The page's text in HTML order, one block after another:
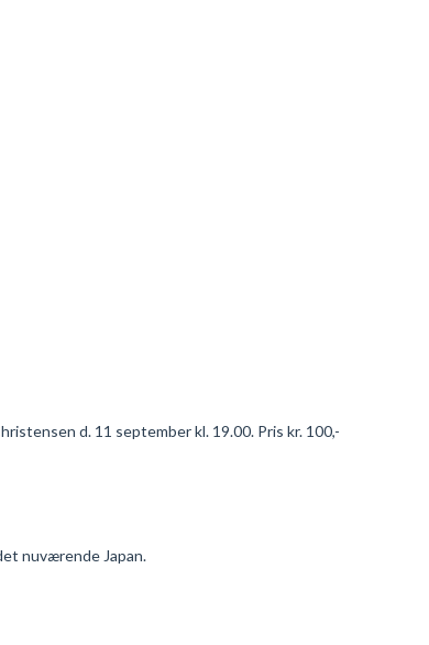
d. 11 september kl. 19.00. Pris kr. 100,-
nuværende Japan.